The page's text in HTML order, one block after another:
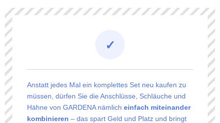
Anstatt jedes Mal ein komplettes Set neu kaufen zu
müssen, dürfen Sie die Anschlüsse, Schläuche und
Hähne von GARDENA nämlich einfach miteinander
kombinieren – das spart Geld und Platz und bringt